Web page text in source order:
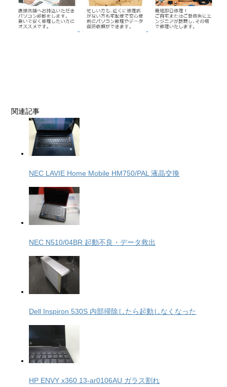
関連記事
NEC LAVIE Home Mobile HM750/PAL 液晶交換
NEC N510/04BR 起動不良・データ救出
Dell Inspiron 530S 内部掃除したら起動しなくなった
HP ENVY x360 13-ar0106AU ガラス割れ